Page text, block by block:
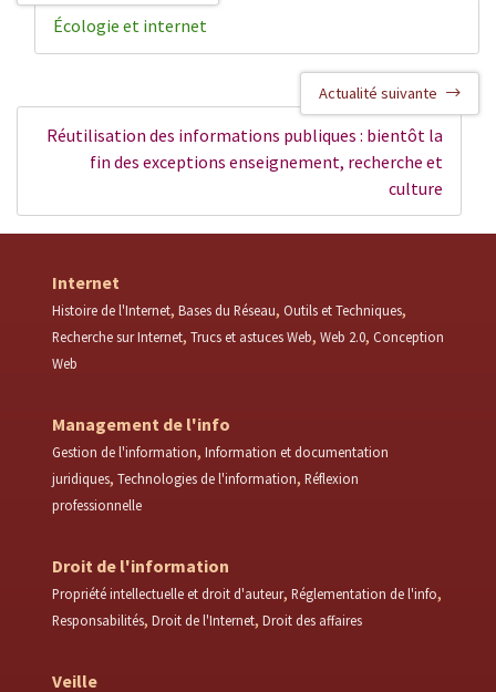
Écologie et internet
Actualité suivante
Réutilisation des informations publiques : bientôt la
fin des exceptions enseignement, recherche et
culture
Internet
Histoire de l'Internet Bases du Réseau Outils et Techniques
Recherche sur Internet Trucs et astuces Web Web 2.0 Conception
Web
Management de l'info
Gestion de l'information Information et documentation
juridiques Technologies de l'information Réflexion
professionnelle
Droit de l'information
Propriété intellectuelle et droit d'auteur Réglementation de l'info
Responsabilités Droit de l'Internet Droit des affaires
Veille